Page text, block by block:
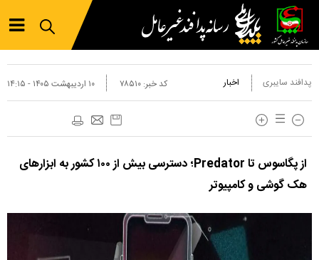
پدافند سایبری اخبار ۱۰ ارديبهشت ۱۴۰۵ - ۱۴:۱۵ کد خبر: ۷۸۵۱۰
از پگاسوس تا Predator؛ دسترسی بیش از ۱۰۰ کشور به ابزار‌های
هک گوشی و کامپیوتر